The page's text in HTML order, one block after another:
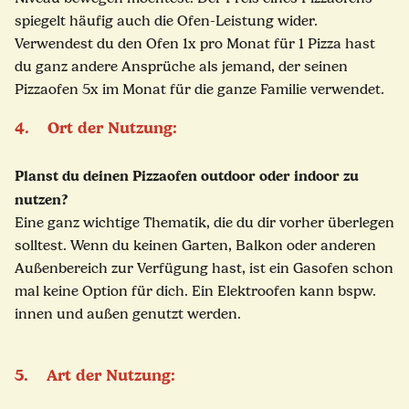
spiegelt häufig auch die Ofen-Leistung wider.
Verwendest du den Ofen 1x pro Monat für 1 Pizza hast
du ganz andere Ansprüche als jemand, der seinen
Pizzaofen 5x im Monat für die ganze Familie verwendet.
4. Ort der Nutzung:
Planst du deinen Pizzaofen outdoor oder indoor zu
nutzen?
Eine ganz wichtige Thematik, die du dir vorher überlegen
solltest. Wenn du keinen Garten, Balkon oder anderen
Außenbereich zur Verfügung hast, ist ein Gasofen schon
mal keine Option für dich. Ein Elektroofen kann bspw.
innen und außen genutzt werden.
5. Art der Nutzung: